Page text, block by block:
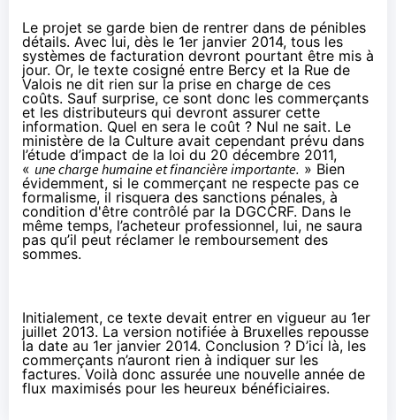
Le projet se garde bien de rentrer dans de pénibles
détails. Avec lui, dès le 1er janvier 2014, tous les
systèmes de facturation devront pourtant être mis à
jour. Or, le texte cosigné entre Bercy et la Rue de
Valois ne dit rien sur la prise en charge de ces
coûts. Sauf surprise, ce sont donc les commerçants
et les distributeurs qui devront assurer cette
information. Quel en sera le coût ? Nul ne sait. Le
ministère de la Culture avait cependant prévu dans
l’étude d’impact de la loi du 20 décembre 2011,
« une charge humaine et financière importante. » Bien
évidemment, si le commerçant ne respecte pas ce
formalisme, il risquera des sanctions pénales, à
condition d'être contrôlé par la DGCCRF. Dans le
même temps, l’acheteur professionnel, lui, ne saura
pas qu’il peut réclamer le remboursement des
sommes.
Initialement, ce texte devait entrer en vigueur au 1er
juillet 2013. La version notifiée à Bruxelles repousse
la date au 1er janvier 2014. Conclusion ? D’ici là, les
commerçants n’auront rien à indiquer sur les
factures. Voilà donc assurée une nouvelle année de
flux maximisés pour les heureux bénéficiaires.